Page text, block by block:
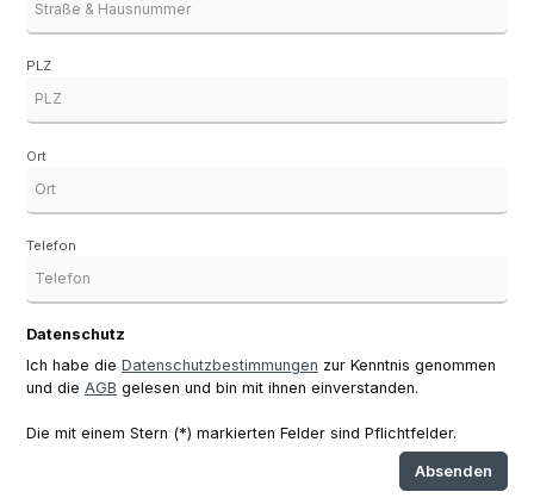
PLZ
Ort
Telefon
Datenschutz
Ich habe die Datenschutzbestimmungen zur Kenntnis genommen
und die AGB gelesen und bin mit ihnen einverstanden.
Die mit einem Stern (*) markierten Felder sind Pflichtfelder.
Absenden